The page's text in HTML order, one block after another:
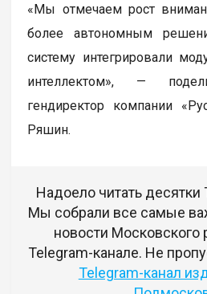
«Мы отмечаем рост
более автономным
систему интегрировали
интеллектом», —
гендиректор компании
Ряшин.
Надоело читать десятки
Мы собрали все самые
новости Московского
Telegram-канале. Не
Telegram-канал